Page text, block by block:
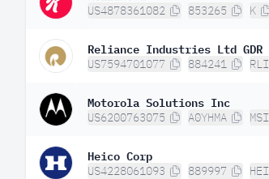
US4878361082 853265 K
Reliance Industries Ltd GDR
US7594701077 884241 RLI
Motorola Solutions Inc
US6200763075 A0YHMA MSI
Heico Corp
US4228061093 889997 HEI